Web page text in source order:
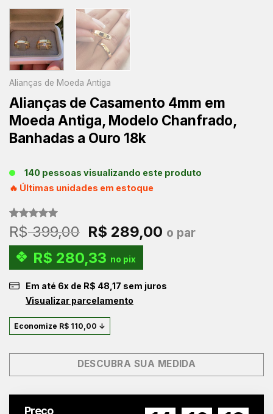
Alianças de Moeda Antiga
Alianças de Casamento 4mm em
Moeda Antiga, Modelo Chanfrado,
Banhadas a Ouro 18k
140 pessoas visualizando este produto
🔥 Últimas unidades em estoque
Avaliado
como5.00
de 5, com
baseado em
3
avaliações
R$399,00 O
preço
original
era:
R$ 399,00.
R$ 289,00 O
R$ 289,00.
o par
R$ 280,33 no pix
Em até 6x de R$ 48,17 sem juros
Visualizar parcelamento
Economize R$ 110,00 ↓
DESCUBRA SUA MEDIDA
Preço